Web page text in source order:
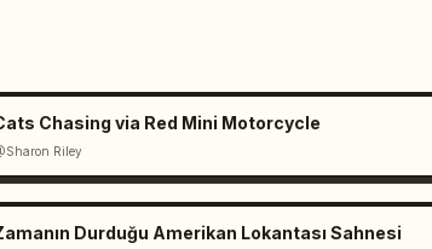
Chasing via Red Mini Motorcycle
Riley
Durduğu Amerikan Lokantası Sahnesi